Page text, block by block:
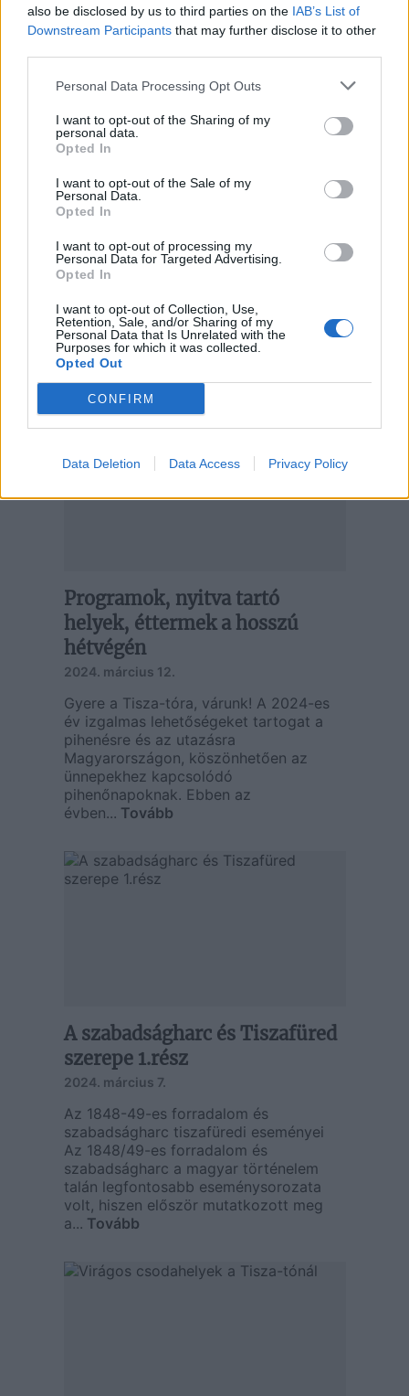
also be disclosed by us to third parties on the IAB’s List of
Downstream Participants that may further disclose it to other
Personal Data Processing Opt Outs
I want to opt-out of the Sharing of my
personal data.
Opted In
I want to opt-out of the Sale of my
Personal Data.
Opted In
I want to opt-out of processing my
Personal Data for Targeted Advertising.
Opted In
I want to opt-out of Collection, Use,
Retention, Sale, and/or Sharing of my
Personal Data that Is Unrelated with the
Purposes for which it was collected.
Opted Out
CONFIRM
Data Deletion Data Access Privacy Policy
Érdekességek a Tisza-tó
2024. március 13.
A szabályozás következményei A Tisza-
folyó szabályozásával kapcsolatban
megoszlanak a vélemények, a Tisza-tó
kialakítása is nagyon megosztja a
közvéleményt. Az tény, hogy a
beavatkozások hatására... Tovább
Programok, nyitva tartó
helyek, éttermek a hosszú
hétvégén
2024. március 12.
Gyere a Tisza-tóra, várunk! A 2024-es
év izgalmas lehetőségeket tartogat a
pihenésre és az utazásra
Magyarországon, köszönhetően az
ünnepekhez kapcsolódó
pihenőnapoknak. Ebben az
évben... Tovább
A szabadságharc és Tiszafüred
szerepe 1.rész
2024. március 7.
Az 1848-49-es forradalom és
szabadságharc tiszafüredi eseményei
Az 1848/49-es forradalom és
szabadságharc a magyar történelem
talán legfontosabb eseménysorozata
volt, hiszen először mutatkozott meg
a... Tovább